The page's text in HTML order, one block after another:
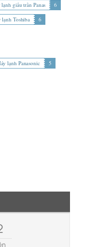
giấu trần Panas
6
lạnh Toshiba
6
lạnh Panasonic
5